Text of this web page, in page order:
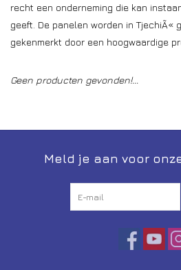
recht een onderneming die kan
geeft. De panelen worden in TjechiÃ«
gekenmerkt door een hoogwaardige
Geen producten gevonden!...
Meld je aan voor